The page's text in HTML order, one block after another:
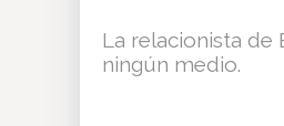
La relacionista de
ningún medio.